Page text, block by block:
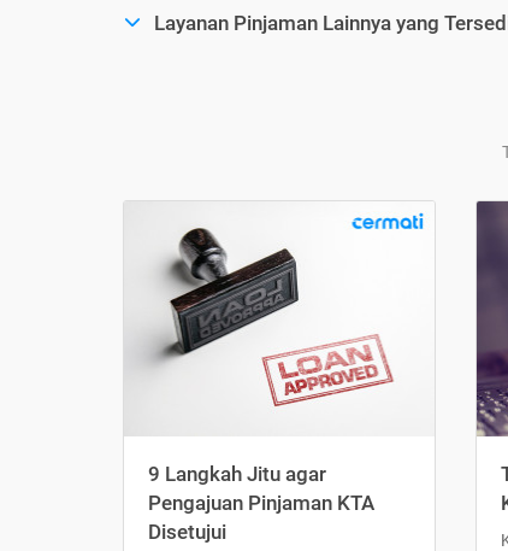
Layanan Pinjaman Lainnya yang
9 Langkah Jitu agar
Pengajuan Pinjaman KTA
Disetujui